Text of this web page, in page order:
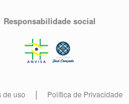
Responsabilidade social
de uso Política de Privacidade